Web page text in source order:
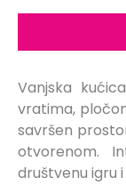
Vanjska
vratima,
savršen
otvorenom.
društvenu igru